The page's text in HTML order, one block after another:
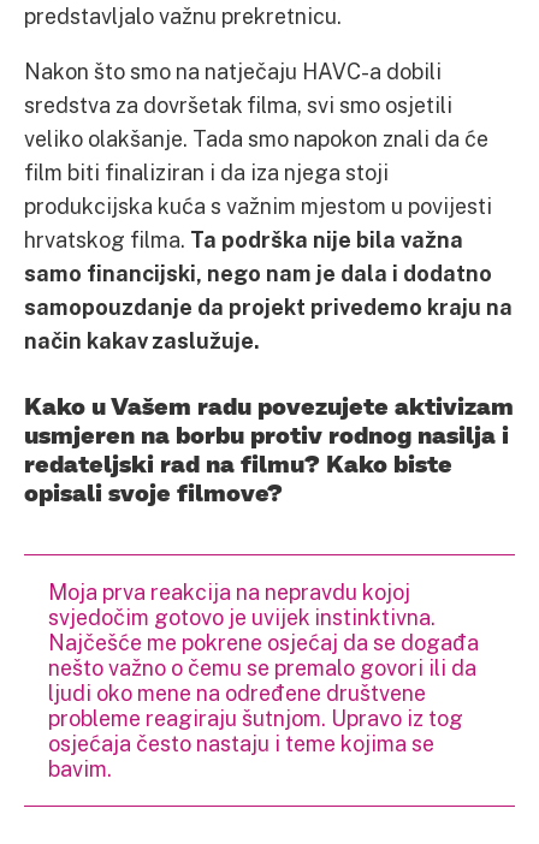
predstavljalo važnu prekretnicu.
Nakon što smo na natječaju HAVC-a dobili
sredstva za dovršetak filma, svi smo osjetili
veliko olakšanje. Tada smo napokon znali da će
film biti finaliziran i da iza njega stoji
produkcijska kuća s važnim mjestom u povijesti
hrvatskog filma. Ta podrška nije bila važna
samo financijski, nego nam je dala i dodatno
samopouzdanje da projekt privedemo kraju na
način kakav zaslužuje.
Kako u Vašem radu povezujete aktivizam
usmjeren na borbu protiv rodnog nasilja i
redateljski rad na filmu? Kako biste
opisali svoje filmove?
Moja prva reakcija na nepravdu kojoj
svjedočim gotovo je uvijek instinktivna.
Najčešće me pokrene osjećaj da se događa
nešto važno o čemu se premalo govori ili da
ljudi oko mene na određene društvene
probleme reagiraju šutnjom. Upravo iz tog
osjećaja često nastaju i teme kojima se
bavim.